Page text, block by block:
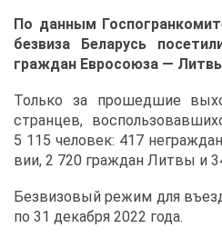
По дан­ным
без­ви­за Бе­ла­русь
граж­дан Ев­ро­со­ю­за —
Толь­ко за про­шед­шие
стран­цев,
5 115 че­ло­век: 417
вии, 2 720 граж­дан Лит­вы и
Без­ви­зо­вый ре­жим для
по 31 де­каб­ря 2022 го­да.